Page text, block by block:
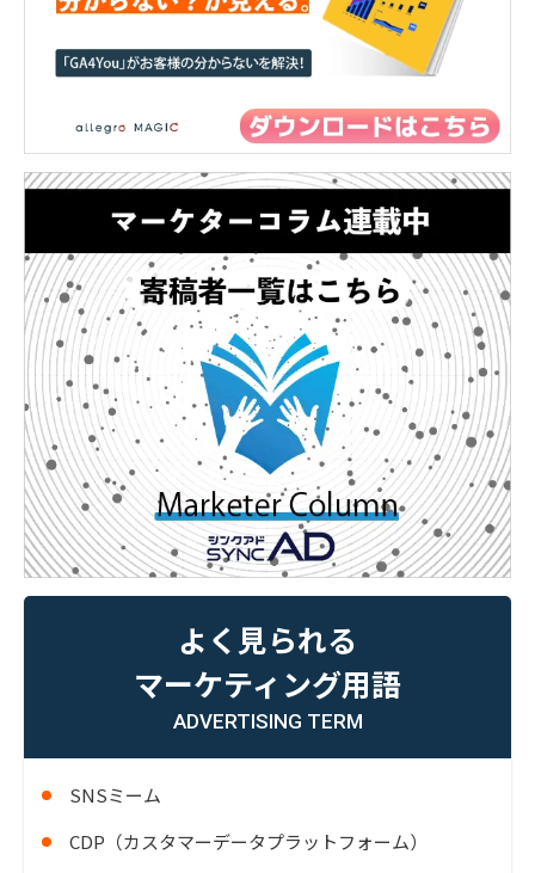
よく見られる
マーケティング用語
ADVERTISING TERM
SNSミーム
CDP（カスタマーデータプラットフォーム）